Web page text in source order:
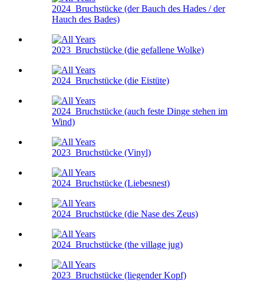
2024 Bruchstücke (der Bauch des Hades / der
Hauch des Bades)
2023 Bruchstücke (die gefallene Wolke)
2024 Bruchstücke (die Eistüte)
2024 Bruchstücke (auch feste Dinge stehen im
Wind)
2023 Bruchstücke (Vinyl)
2024 Bruchstücke (Liebesnest)
2024 Bruchstücke (die Nase des Zeus)
2024 Bruchstücke (the village jug)
2023 Bruchstücke (liegender Kopf)